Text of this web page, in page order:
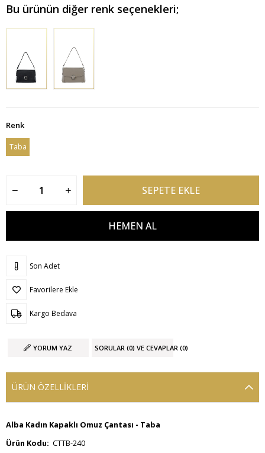
Bu ürünün diğer renk seçenekleri;
Renk
Taba
Son Adet
Favorilere Ekle
Kargo Bedava
YORUM YAZ SORULAR (0) VE CEVAPLAR (0)
ÜRÜN ÖZELLIKLERI
Alba Kadın Kapaklı Omuz Çantası - Taba
Ürün Kodu: CTTB-240